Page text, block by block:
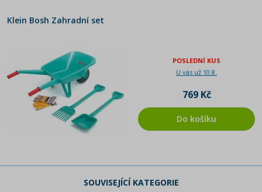
Klein Bosh Zahradní set
POSLEDNÍ KUS
U vás už 10.8.
769 Kč
Do košíku
SOUVISEJÍCÍ KATEGORIE